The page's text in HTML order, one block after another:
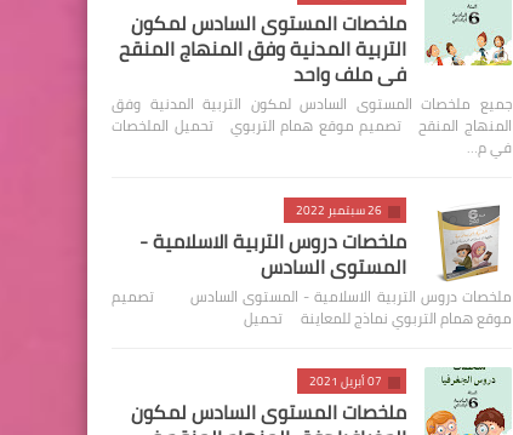
ملخصات المستوى السادس لمكون
التربية المدنية وفق المنهاج المنقح
في ملف واحد
جميع ملخصات المستوى السادس لمكون التربية المدنية وفق
المنهاج المنقح تصميم موقع همام التربوي تحميل الملخصات
في م…
26 سبتمبر 2022
ملخصات دروس التربية الاسلامية -
المستوى السادس
ملخصات دروس التربية الاسلامية - المستوى السادس تصميم
موقع همام التربوي نماذج للمعاينة تحميل
07 أبريل 2021
ملخصات المستوى السادس لمكون